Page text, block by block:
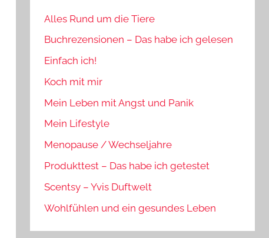
Alles Rund um die Tiere
Buchrezensionen – Das habe ich gelesen
Einfach ich!
Koch mit mir
Mein Leben mit Angst und Panik
Mein Lifestyle
Menopause / Wechseljahre
Produkttest – Das habe ich getestet
Scentsy – Yvis Duftwelt
Wohlfühlen und ein gesundes Leben